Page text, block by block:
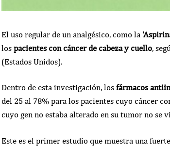
El uso regular de un analgésico, como la
los pacientes con cáncer de cabeza y cuello,
(Estados Unidos).
Dentro de esta investigación, los fármacos
del 25 al 78% para los pacientes cuyo cáncer
cuyo gen no estaba alterado en su tumor no se
Este es el primer estudio que muestra una